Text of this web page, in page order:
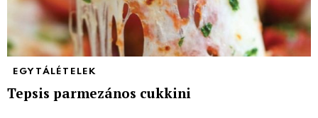
EGYTÁLÉTELEK
Tepsis parmezános cukkini